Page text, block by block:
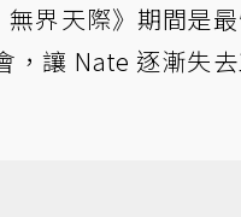
無界天際》期間是
，讓 Nate 逐漸失